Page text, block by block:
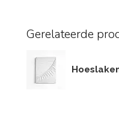
Gerelateerde